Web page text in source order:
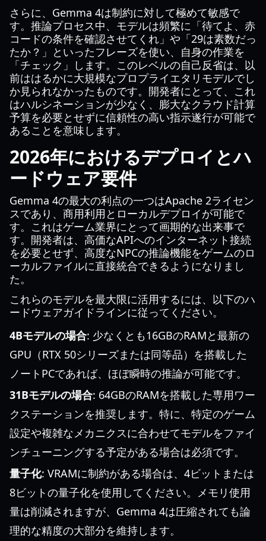
さらに、Gemma 4は制約に対して極めて敏感で
す。推論プロセス中、モデルは頻繁に「待てよ、赤
コードの条件を確認させてくれ」や「29は素数だっ
たか？」といったフレーズを使い、自身の作業を
「チェック」します。このレベルの自己反省は、以
前ははるかに大規模なプロプライエタリモデルでし
か見られなかったものです。開発者にとって、これ
はハルシネーションが少なく、膨大なクラウド計算
予算を必要とせずに信頼性の高い指示遂行が可能で
あることを意味します。
2026年におけるデプロイとハ
ードウェア要件
Gemma 4の最大の利点の一つはApache 2ライセン
スであり、商用利用とローカルデプロイが可能で
す。これはゲーム業界にとって画期的な出来事で
す。開発者は、高価なAPIへのインターネット接続
を必要とせず、高度なNPCの推論機能をゲームのロ
ーカルファイルに直接統合できるようになりまし
た。
これらのモデルを最大限に活用するには、以下のハ
ードウェアガイドラインに従ってください。
4Bモデルの場合: 少なくとも16GBのRAMと最新の
GPU（RTX 50シリーズまたは同等品）を搭載した
ノートPCであれば、ほぼ瞬時の推論が可能です。
31Bモデルの場合: 64GBのRAMを搭載した専用ワー
クステーションを推奨します。特に、特定のゲーム
設定や複雑なメカニクスに合わせてモデルをファイ
ンチューニングする予定がある場合は必須です。
量子化: VRAMに制約がある場合は、4ビットまたは
8ビットの量子化を使用してください。メモリ使用
量は削減されますが、Gemma 4は圧縮されても論
理的な精度の大部分を維持します。